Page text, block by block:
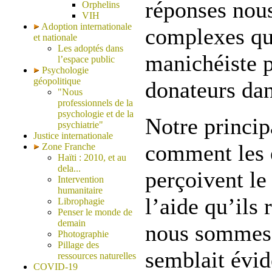
Orphelins
VIH
Adoption internationale
et nationale
Les adoptés dans
l’espace public
Psychologie
géopolitique
"Nous
professionnels de la
psychologie et de la
psychiatrie"
Justice internationale
Zone Franche
Haïti : 2010, et au
dela...
Intervention
humanitaire
Librophagie
Penser le monde de
demain
Photographie
Pillage des
ressources naturelles
COVID-19
réponses
complexes
manichéiste
donateurs
Notre
comment
perçoivent le
l’aide qu’ils
nous
semblait